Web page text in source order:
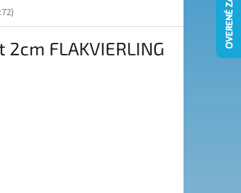
FLAKVIERLING